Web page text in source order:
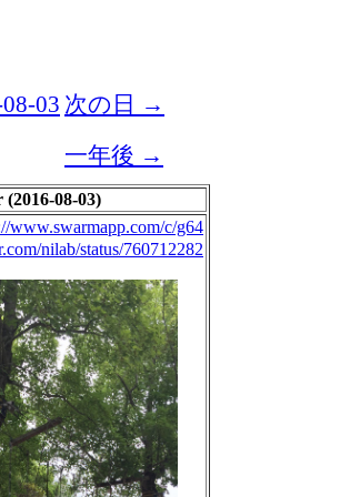
03 次の日 →
一年後 →
08-03)
www.swarmapp.com/c/g64
nilab/status/760712282